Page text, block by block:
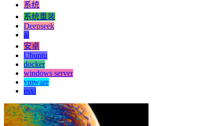
系统
系统重装
Deepseek
ai
安卓
Ubuntu
docker
windows server
vmware
esxi